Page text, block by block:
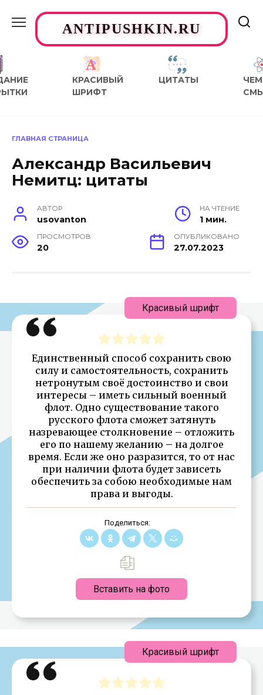
содержаниюANTIPUSHKIN.RU
КРАСИВЫЙ
ШРИФТ
ЦИТАТЫ
ЧЕМ
ГЛАВНАЯ СТРАНИЦА
Александр Васильевич
Немитц: цитаты
АВТОР
usovanton
НА ЧТЕНИЕ
1 мин.
ПРОСМОТРОВ
20
ОПУБЛИКОВАНО
27.07.2023
Единственный способ сохранить свою
силу и самостоятельность, сохранить
нетронутым своё достоинство и свои
интересы – иметь сильный военный
флот. Одно существование такого
русского флота сможет затянуть
назревающее столкновение – отложить
его по нашему желанию – на долгое
время. Если же оно разразится, то от нас
при наличии флота будет зависеть
обеспечить за собою необходимые нам
права и выгоды.
Поделиться:
Вставить на фото
Красивый шрифт
Красивый шрифт